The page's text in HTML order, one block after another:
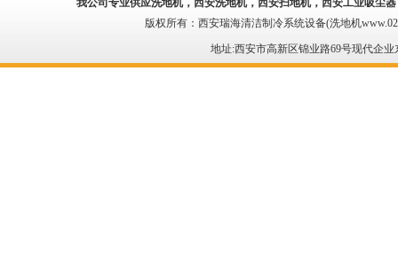
我公司专业供应洗地机，西安洗地机， 西安扫地机，西安工业吸尘
版权所有：西安瑞海清洁制冷系统设备(洗地机
地址:西安市高新区锦业路69号现代企